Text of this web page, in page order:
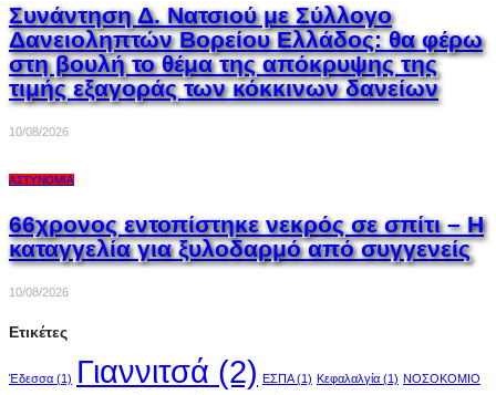
Συνάντηση Δ. Νατσιού με Σύλλογο
Δανειοληπτών Βορείου Ελλάδος: θα φέρω
στη βουλή το θέμα της απόκρυψης της
τιμής εξαγοράς των κόκκινων δανείων
10/08/2026
ΑΣΤΥΝΟΜΊΑ
66χρονος εντοπίστηκε νεκρός σε σπίτι – Η
καταγγελία για ξυλοδαρμό από συγγενείς
10/08/2026
Ετικέτες
Έδεσσα (1) Γιαννιτσά (2) ΕΣΠΑ(1) Κεφαλαλγία (1) ΝΟΣΟΚΟΜΙΟ